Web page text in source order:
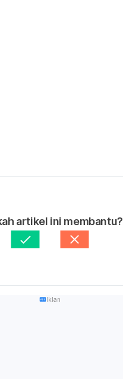
artikel ini membantu?
Iklan